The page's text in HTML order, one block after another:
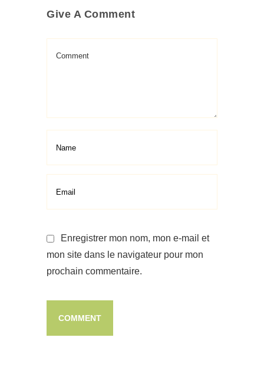
Give A Comment
Enregistrer mon nom, mon e-mail et
mon site dans le navigateur pour mon
prochain commentaire.